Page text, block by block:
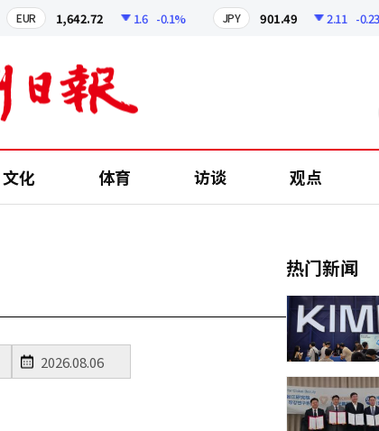
EUR 1,642.72 1.6 -0.1% JPY 901.49 2.11 -0.23%
文化 体育 访谈 观点
热门新闻